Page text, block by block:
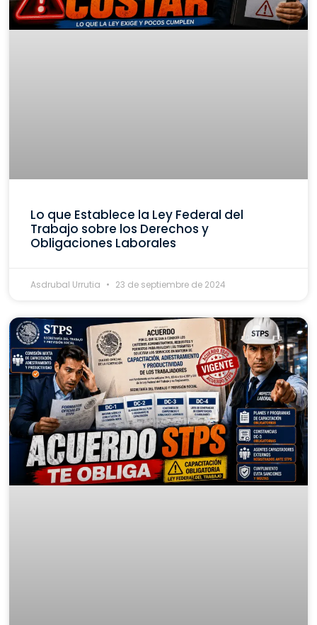
Lo que Establece la Ley Federal del
Trabajo sobre los Derechos y
Obligaciones Laborales
Asdrubal Urrutia 23 de septiembre de 2024